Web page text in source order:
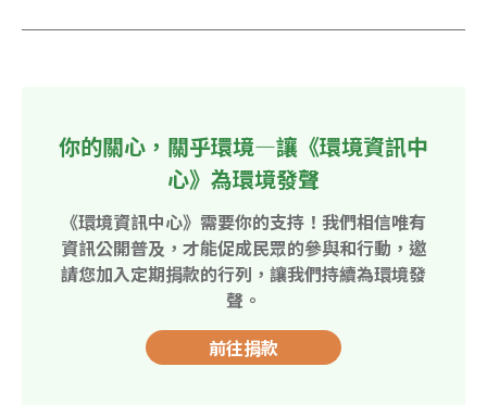
你的關心，關乎環境—讓《環境資訊中
心》為環境發聲
《環境資訊中心》需要你的支持！我們相信唯有
資訊公開普及，才能促成民眾的參與和行動，邀
請您加入定期捐款的行列，讓我們持續為環境發
聲。
前往捐款